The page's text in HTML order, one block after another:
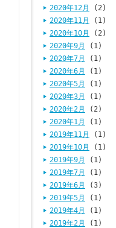
2020年12月
(2)
2020年11月
(1)
2020年10月
(2)
2020年9月
(1)
2020年7月
(1)
2020年6月
(1)
2020年5月
(1)
2020年3月
(1)
2020年2月
(2)
2020年1月
(1)
2019年11月
(1)
2019年10月
(1)
2019年9月
(1)
2019年7月
(1)
2019年6月
(3)
2019年5月
(1)
2019年4月
(1)
2019年2月
(1)